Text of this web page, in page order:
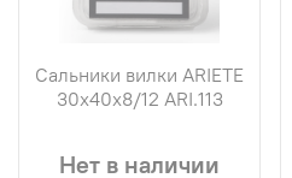
Сальники вилки ARIETE
30х40х8/12 ARI.113
Нет в наличии